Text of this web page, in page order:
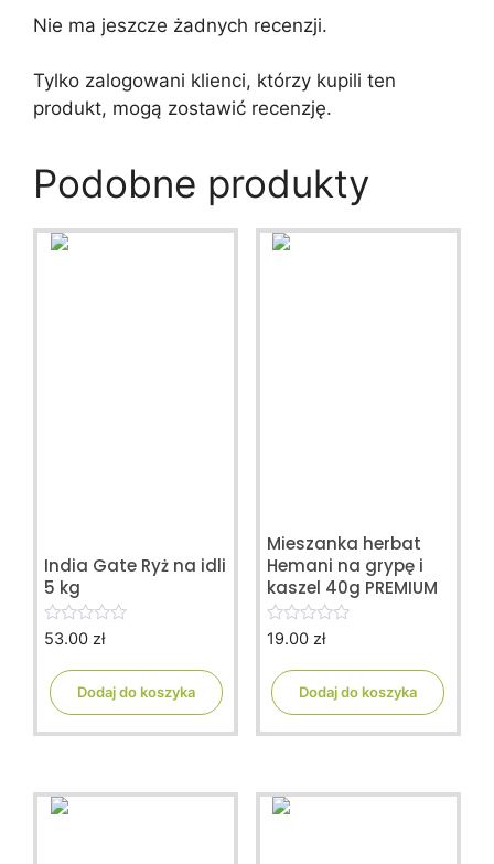
Nie ma jeszcze żadnych recenzji.
Tylko zalogowani klienci, którzy kupili ten
produkt, mogą zostawić recenzję.
Podobne produkty
India Gate Ryż na idli
5 kg
0
o
5
53.00 zł
Dodaj do koszyka
Mieszanka herbat
Hemani na grypę i
kaszel 40g PREMIUM
0
o
5
19.00 zł
Dodaj do koszyka